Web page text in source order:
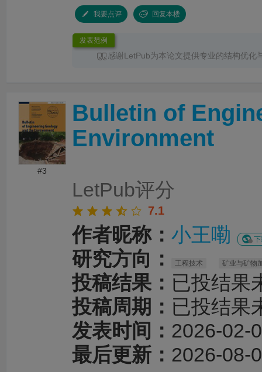
我要点评 回复本楼
发表范例
感谢LetPub为本论文提供专业的结构优化
时，编辑对英文语法、专业术语和句式表达
改，有效提升了论文的规范性、准确性和可读
务过程沟通顺畅、反馈及时，修改建议专业
性，为论文顺利投稿和发表提供了重要帮助。
#3
Bulletin of
Environment
LetPub评分
7.1
作者昵称： 小王嘞 下
研究方向： 工程技术 矿业与矿物
投稿结果： 已投结果
投稿周期： 已投结果
发表时间： 2026-02-
最后更新： 2026-08-